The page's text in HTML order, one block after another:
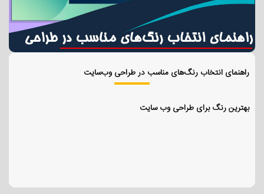
راهنمای انتخاب رنگ‌های مناسب در طراحی وب‌سایت
بهترین رنگ برای طراحی وب سایت